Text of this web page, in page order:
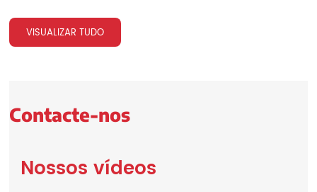
VISUALIZAR TUDO
Contacte-nos
Nossos vídeos